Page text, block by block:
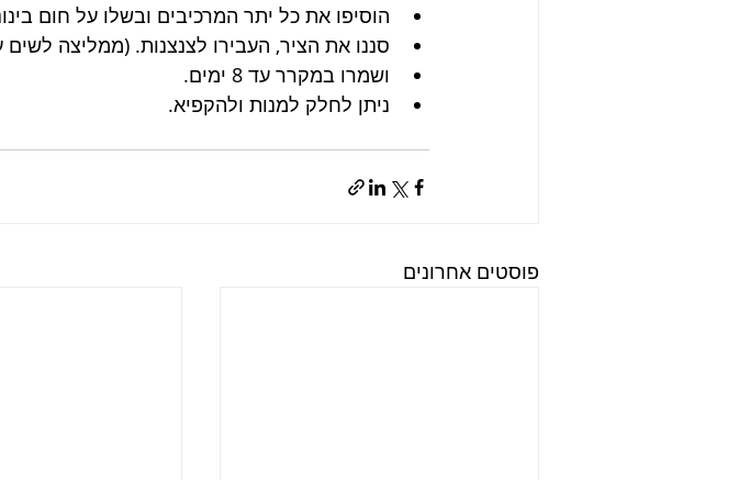
הוסיפו את כל יתר המרכיבים ובשלו על חום
סננו את הציר, העבירו לצנצנות. (ממליצה
ושמרו במקרר עד 8 ימים.
ניתן לחלק למנות ולהקפיא.
פוסטים אחרונים